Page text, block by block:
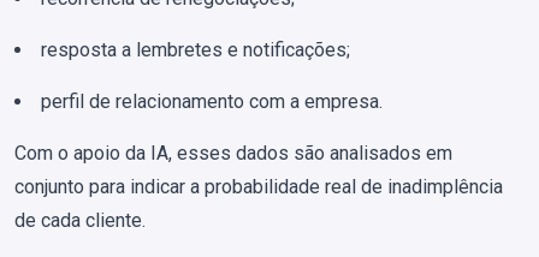
resposta a lembretes e notificações;
perfil de relacionamento com a empresa.
Com o apoio da IA, esses dados são analisados em
conjunto para indicar a probabilidade real de inadimplência
de cada cliente.